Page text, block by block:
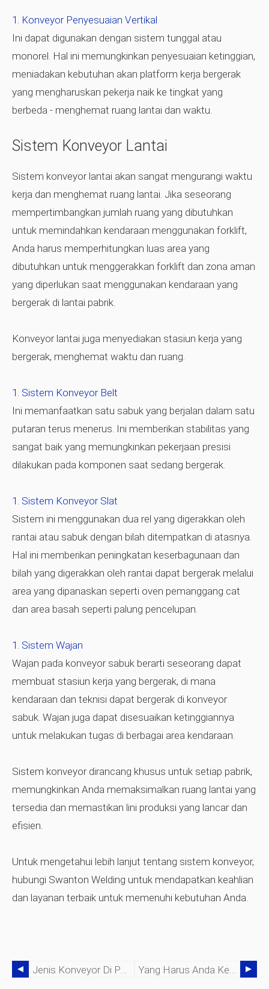
Konveyor Penyesuaian Vertikal
Ini dapat digunakan dengan sistem tunggal atau
monorel. Hal ini memungkinkan penyesuaian ketinggian,
meniadakan kebutuhan akan platform kerja bergerak
yang mengharuskan pekerja naik ke tingkat yang
berbeda - menghemat ruang lantai dan waktu.
Sistem Konveyor Lantai
Sistem konveyor lantai akan sangat mengurangi waktu
kerja dan menghemat ruang lantai. Jika seseorang
mempertimbangkan jumlah ruang yang dibutuhkan
untuk memindahkan kendaraan menggunakan forklift,
Anda harus memperhitungkan luas area yang
dibutuhkan untuk menggerakkan forklift dan zona aman
yang diperlukan saat menggunakan kendaraan yang
bergerak di lantai pabrik.
Konveyor lantai juga menyediakan stasiun kerja yang
bergerak, menghemat waktu dan ruang.
Sistem Konveyor Belt
Ini memanfaatkan satu sabuk yang berjalan dalam satu
putaran terus menerus. Ini memberikan stabilitas yang
sangat baik yang memungkinkan pekerjaan presisi
dilakukan pada komponen saat sedang bergerak.
Sistem Konveyor Slat
Sistem ini menggunakan dua rel yang digerakkan oleh
rantai atau sabuk dengan bilah ditempatkan di atasnya.
Hal ini memberikan peningkatan keserbagunaan dan
bilah yang digerakkan oleh rantai dapat bergerak melalui
area yang dipanaskan seperti oven pemanggang cat
dan area basah seperti palung pencelupan.
Sistem Wajan
Wajan pada konveyor sabuk berarti seseorang dapat
membuat stasiun kerja yang bergerak, di mana
kendaraan dan teknisi dapat bergerak di konveyor
sabuk. Wajan juga dapat disesuaikan ketinggiannya
untuk melakukan tugas di berbagai area kendaraan.
Sistem konveyor dirancang khusus untuk setiap pabrik,
memungkinkan Anda memaksimalkan ruang lantai yang
tersedia dan memastikan lini produksi yang lancar dan
efisien.
Untuk mengetahui lebih lanjut tentang sistem konveyor,
hubungi Swanton Welding untuk mendapatkan keahlian
dan layanan terbaik untuk memenuhi kebutuhan Anda.
Jenis Konveyor Di Pembangkit Listrik Tenaga Panas Yang Harus Anda Ketahui Tentang Menara Pendingin